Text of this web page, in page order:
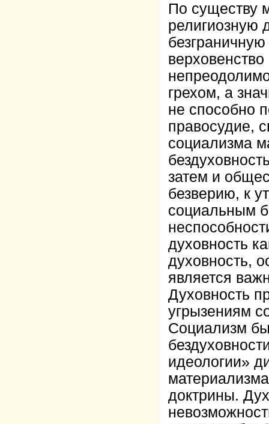
По существу
религиозную
грехом, а
не способно
правосудие,
социализма
затем и
безверию, к
социальным
духовность
духовность,
является
Духовность
угрызениям
Социализм
идеологии»
доктрины.